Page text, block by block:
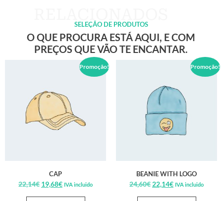
SELEÇÃO DE PRODUTOS
O QUE PROCURA ESTÁ AQUI, E COM
PREÇOS QUE VÃO TE ENCANTAR.
Promoção!
CAP
22,14€ 19,68€ IVA incluido
Promoção!
BEANIE WITH LOGO
24,60€ 22,14€ IVA incluido